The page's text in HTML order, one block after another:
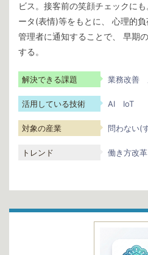
ビス。接客前の笑顔チェックに
ータ(表情)等をもとに、 心理的負
管理者に通知することで、 早期
する。
解決できる課題 業務改善
活用している技術 AI IoT
対象の産業 問わない(
トレンド 働き方改革